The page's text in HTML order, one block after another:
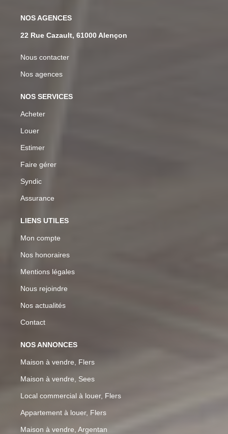
NOS AGENCES
22 Rue Cazault, 61000 Alençon
Nous contacter
Nos agences
NOS SERVICES
Acheter
Louer
Estimer
Faire gérer
Syndic
Assurance
LIENS UTILES
Mon compte
Nos honoraires
Mentions légales
Nous rejoindre
Nos actualités
Contact
NOS ANNONCES
Maison à vendre, Flers
Maison à vendre, Sees
Local commercial à louer, Flers
Appartement à louer, Flers
Maison à vendre, Argentan